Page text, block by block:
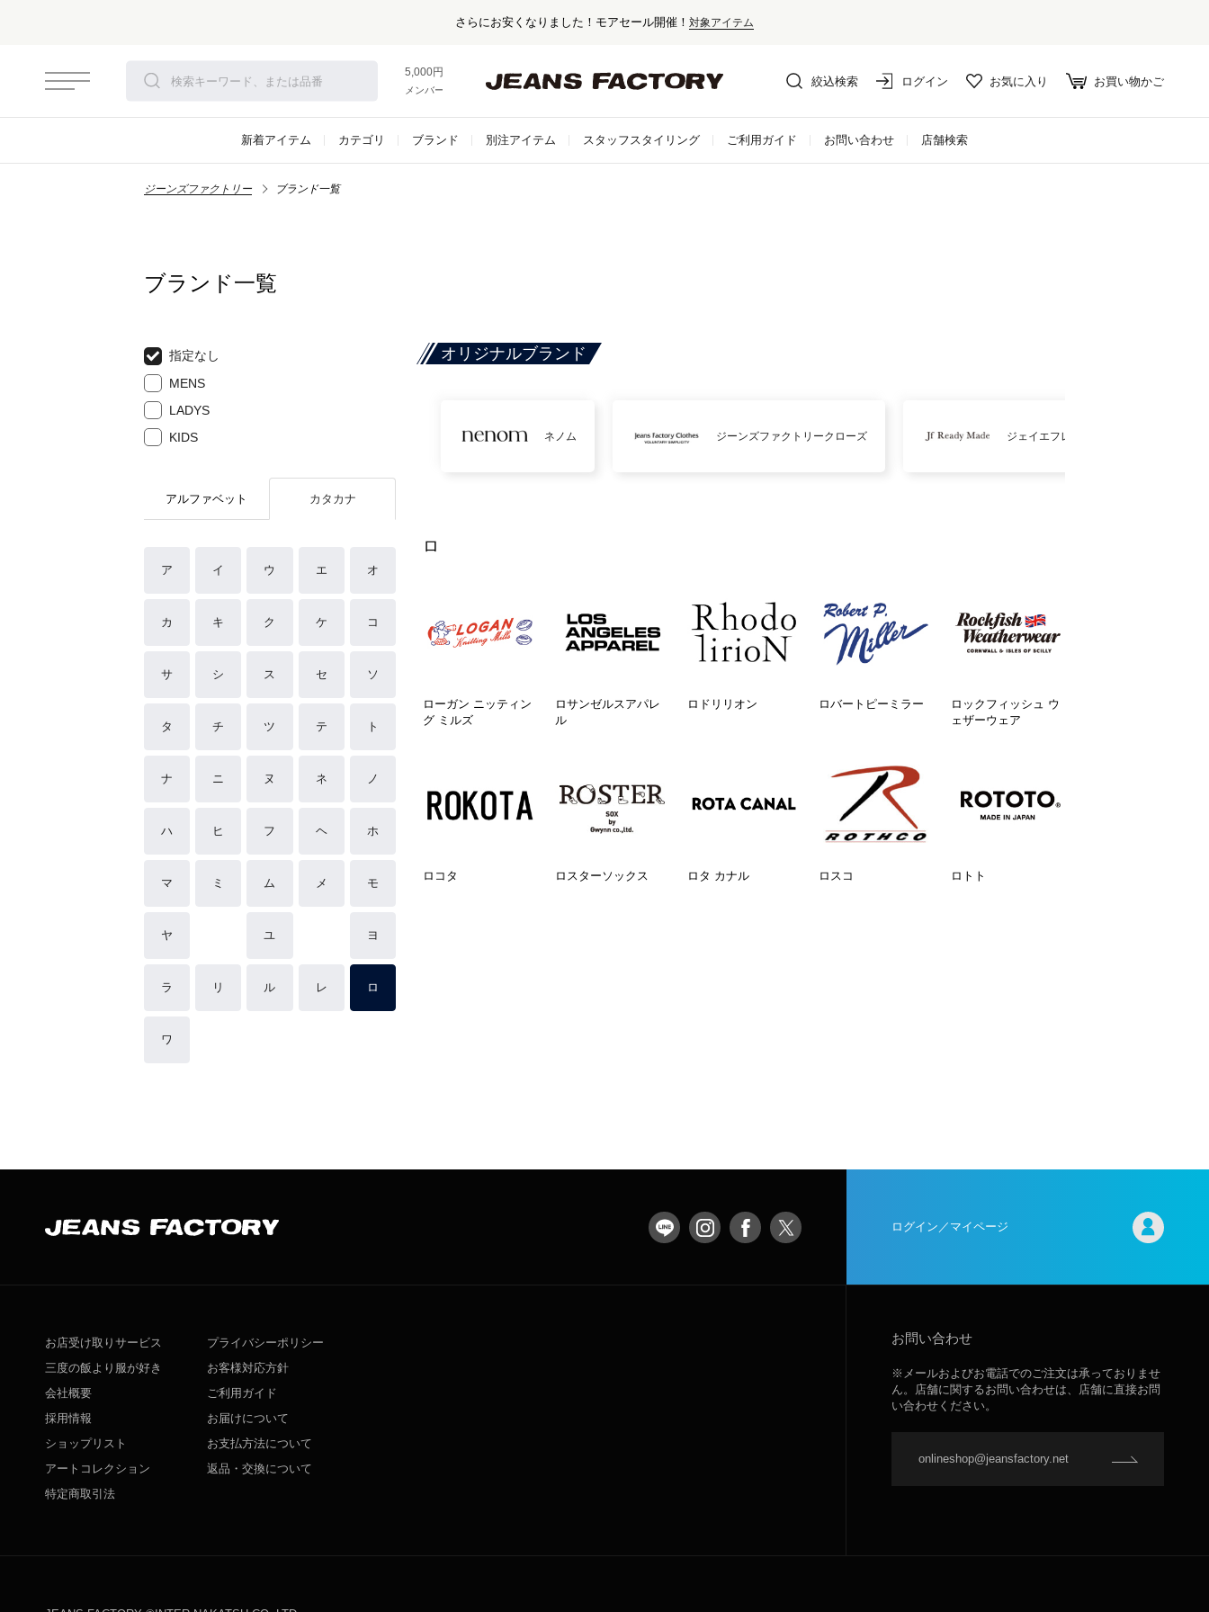
さらにお安くなりました！モアセール開催！ 対象アイテム
5,000円以上お買い上げで送料無料！
メンバー登録でお得な情報をゲット。さらに詳しく
絞込検索 ログイン お気に入り お買い物かご
新着アイテム カテゴリ ブランド 別注アイテム スタッフスタイリング ご利用ガイド お問い合わせ 店舗検索
ジーンズファクトリー ブランド一覧
ブランド一覧
指定なし
MENS
LADYS
KIDS
アルファベット カタカナ
ア イ ウ エ オ
カ キ ク ケ コ
サ シ ス セ ソ
タ チ ツ テ ト
ナ ニ ヌ ネ ノ
ハ ヒ フ ヘ ホ
マ ミ ム メ モ
ヤ ユ ヨ
ラ リ ル レ ロ
ワ
オリジナルブランド
ネノム ジーンズファクトリークローズ ジェイエフレディメイド
ロ
ローガン ニッティン
グ ミルズ
ロサンゼルスアパレ
ル
ロドリリオン ロバートピーミラー
ロックフィッシュ ウ
ェザーウェア
ロコタ ロスターソックス ロタ カナル ロスコ ロトト
ログイン／マイページ
お店受け取りサービス
三度の飯より服が好き
会社概要
採用情報
ショップリスト
アートコレクション
特定商取引法
プライバシーポリシー
お客様対応方針
ご利用ガイド
お届けについて
お支払方法について
返品・交換について
お問い合わせ
※メールおよびお電話でのご注文は承っておりませ
ん。店舗に関するお問い合わせは、店舗に直接お問
い合わせください。
onlineshop@jeansfactory.net